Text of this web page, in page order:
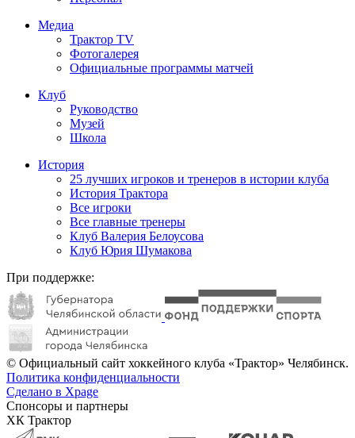
Медиа
Трактор TV
Фотогалерея
Официальные программы матчей
Клуб
Руководство
Музей
Школа
История
25 лучших игроков и тренеров в истории клуба
История Трактора
Все игроки
Все главные тренеры
Клуб Валерия Белоусова
Клуб Юрия Шумакова
При поддержке:
© Официальный сайт хоккейного клуба «Трактор» Челябинск.
Политика конфиденциальности
Сделано в Xpage
Спонсоры и партнеры
ХК Трактор